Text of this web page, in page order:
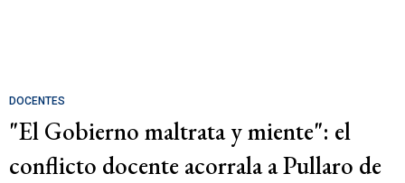
DOCENTES
"El Gobierno maltrata y miente": el
conflicto docente acorrala a Pullaro de